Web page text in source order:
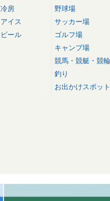
冷房
アイス
ビール
野球場
サッカー場
ゴルフ場
キャンプ場
競馬・競艇・競輪
釣り
お出かけスポッ